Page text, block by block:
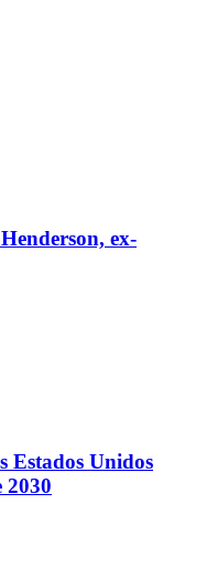
ex-
Estados Unidos
2030